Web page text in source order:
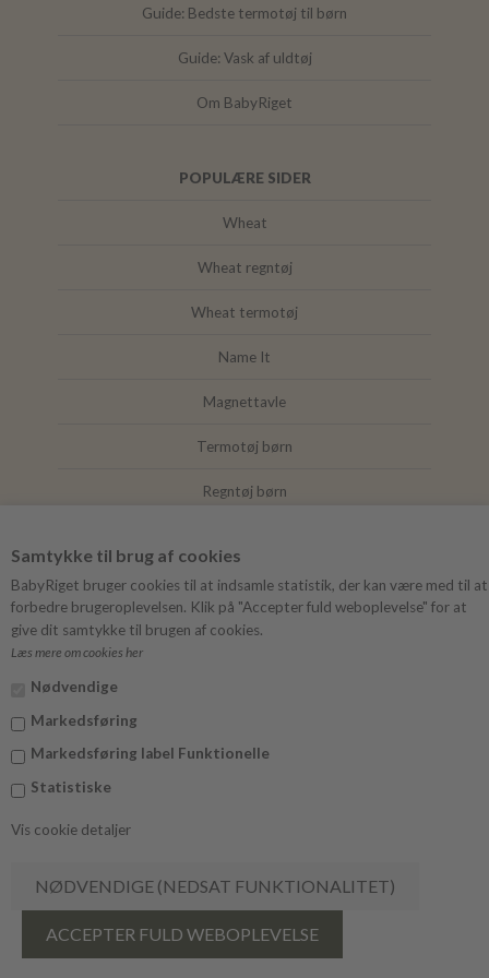
Samtykke til brug af cookies
BabyRiget bruger cookies til at indsamle statistik, der kan være med til at
forbedre brugeroplevelsen. Klik på "Accepter fuld weboplevelse" for at
give dit samtykke til brugen af cookies.
Læs mere om cookies her
Nødvendige
Markedsføring
Markedsføring label Funktionelle
Statistiske
Vis cookie detaljer
Guide: Bedste termotøj til børn
Guide: Vask af uldtøj
Om BabyRiget
POPULÆRE SIDER
Wheat
Wheat regntøj
Wheat termotøj
Name It
Magnettavle
Termotøj børn
Regntøj børn
Mushie
Facebook